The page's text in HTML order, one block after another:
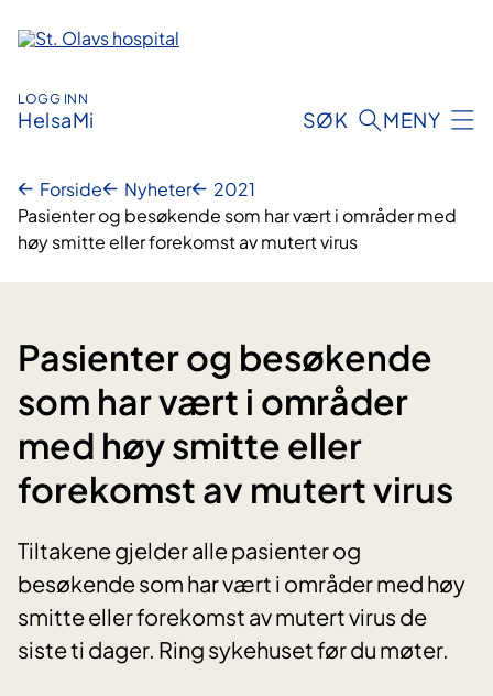
innhold
LOGG INN
HelsaMi SØK MENY
Forside Nyheter
2021
Pasienter og besøkende som har vært i områder med
høy smitte eller forekomst av mutert virus
Pasienter og besøkende
som har vært i områder
med høy smitte eller
forekomst av mutert virus
Tiltakene gjelder alle pasienter og
besøkende som har vært i områder med høy
smitte eller forekomst av mutert virus de
siste ti dager. Ring sykehuset før du møter.